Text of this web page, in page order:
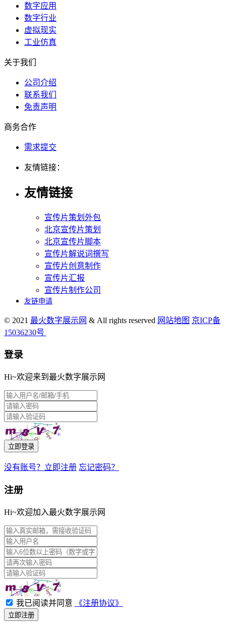
数字应用
数字行业
虚拟现实
工业仿真
关于我们
公司介绍
联系我们
免责声明
商务合作
需求提交
友情链接：
友情链接
宣传片策划外包
北京宣传片策划
北京宣传片脚本
宣传片解说词撰写
宣传片创意制作
宣传片汇报
宣传片制作公司
友链申请
© 2021 最火数字展示网 & All rights reserved 网站地图 京ICP备
15036230号
登录
Hi~欢迎来到最火数字展示网
立即登录
没有账号？立即注册 忘记密码？
注册
Hi~欢迎加入最火数字展示网
我已阅读并同意 《注册协议》
立即注册